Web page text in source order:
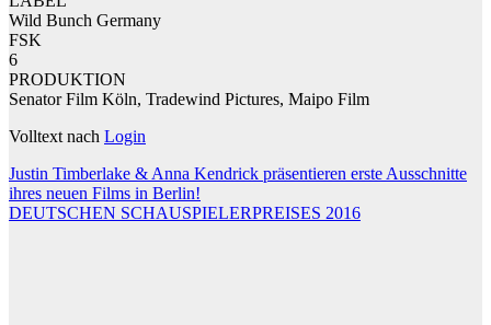
Wild Bunch Germany
FSK
6
PRODUKTION
Senator Film Köln, Tradewind Pictures, Maipo Film
Volltext nach Login
Beitragsnavigation
Justin Timberlake & Anna Kendrick präsentieren erste Ausschnitte
ihres neuen Films in Berlin!
DEUTSCHEN SCHAUSPIELERPREISES 2016